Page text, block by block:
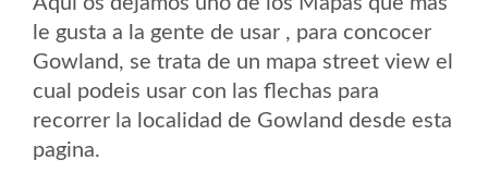
le gusta a la gente de usar , para concocer
Gowland, se trata de un mapa street view el
cual podeis usar con las flechas para
recorrer la localidad de Gowland desde esta
pagina.